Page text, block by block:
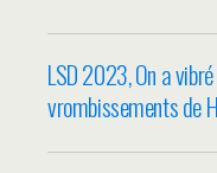
LSD 2023, On a
vrombissements de